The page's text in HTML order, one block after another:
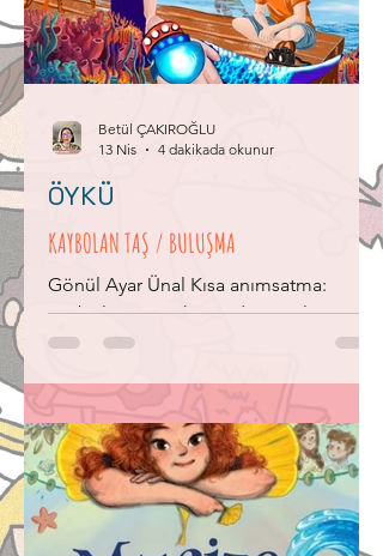
düşüncesiyle çocukların içinde bulunan
iyiliği bastırmalarını anlatıyor. TEMA:
İyilik yapmayı bastırma. ANAHTAR
KAYBOLAN TAŞ / BULUŞMA
Gönül Ayar Ünal Kısa anımsatma:
Kaybolan Taş öyküsünde Zee ile
tanışmıştık çocuklar. Kendisi
Meer’e giriş taşını kaybettiği için
ülkesinin kapısını açamayan Zee, bütün
denizlerde taşını aramıştı. Sonunda
Atlas adında bir çocuk ona taşını geri
vermişti. Sonra ülkesi Meer’e
ÖYKÜ
Betül ÇAKIROĞLU
13 Nis
4 dakikada okunur